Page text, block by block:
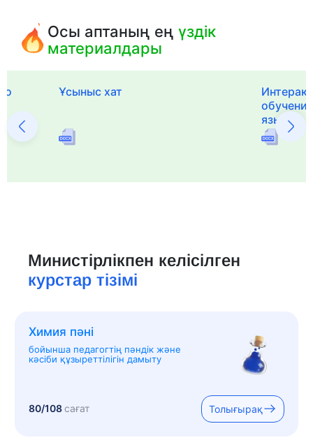
Осы аптаның еңүздік
материалдары
Ұсыныс хат
языка и
Министірлікпен келісілген
курстар тізімі
Химия пәні
бойынша педагогтің пәндік және
кәсіби құзыреттілігін дамыту
80/108сағат Толығырақ